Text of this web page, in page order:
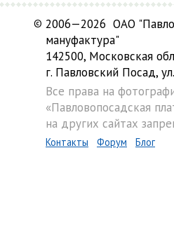
© 2006—2026 ОАО
мануфактура"
142500, Московская
г. Павловский Посад,
Все права на
«Павловопосадская
на других сайтах
Контакты Форум Блог